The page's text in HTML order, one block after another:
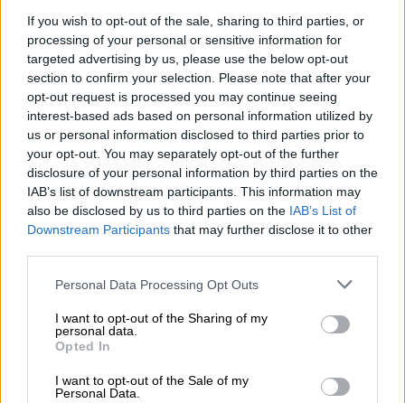
If you wish to opt-out of the sale, sharing to third parties, or
processing of your personal or sensitive information for
targeted advertising by us, please use the below opt-out
section to confirm your selection. Please note that after your
opt-out request is processed you may continue seeing
interest-based ads based on personal information utilized by
us or personal information disclosed to third parties prior to
your opt-out. You may separately opt-out of the further
disclosure of your personal information by third parties on the
IAB’s list of downstream participants. This information may
also be disclosed by us to third parties on the IAB’s List of
Downstream Participants that may further disclose it to other
Please note that this website/app uses one or more Google
not limited to your visit or usage behaviour. You may click to
grant or deny consent to Google and its third-party tags to
use your data for below specified purposes in below Google
consent section.
Personal Data Processing Opt Outs
I want to opt-out of the Sharing of my
personal data.
Opted In
I want to opt-out of the Sale of my
Personal Data.
Ανησυχία ότι δεν θα ξαναλειτουργήσει -
Είχε προειδοποιήσει για επιθέσεις η CIA
Οι οικονομολόγοι του πρακτορείου
Bloomberg βλέπουν συρρίκνωση της
οικονομίας της Ευρωζώνης κατά 5% αν ο
χειμώνας είναι βαρύς και υπάρξουν
ελλείψεις σε καύσιμα